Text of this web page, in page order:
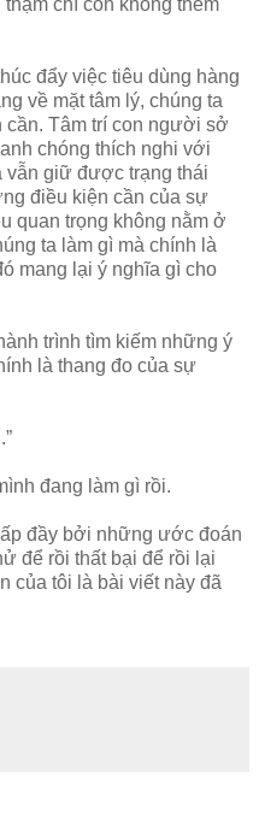
đẩy việc tiêu dùng hàng
về mặt tâm lý, chúng ta
cần. Tâm trí con người sở
chóng thích nghi với
vẫn giữ được trạng thái
điều kiện cần của sự
quan trọng không nằm ở
ta làm gì mà chính là
mang lại ý nghĩa gì cho
trình tìm kiếm những ý
là thang đo của sự
đang làm gì rồi.
đầy bởi những ước đoán
để rồi thất bại để rồi lại
của tôi là bài viết này đã